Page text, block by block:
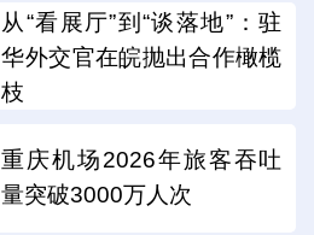
从“看展厅”到“谈落地”：驻
华外交官在皖抛出合作橄榄
枝
重庆机场2026年旅客吞吐
量突破3000万人次